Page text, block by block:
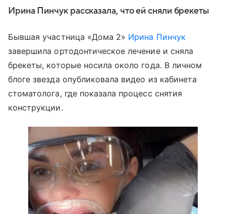
Ирина Пинчук рассказала, что ей сняли брекеты
Бывшая участница «Дома 2» Ирина Пинчук
завершила ортодонтическое лечение и сняла
брекеты, которые носила около года. В личном
блоге звезда опубликовала видео из кабинета
стоматолога, где показала процесс снятия
конструкции.